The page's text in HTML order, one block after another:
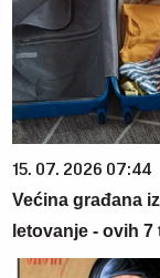
15. 07. 2026 07:44
Većina građana
letovanje - ovih